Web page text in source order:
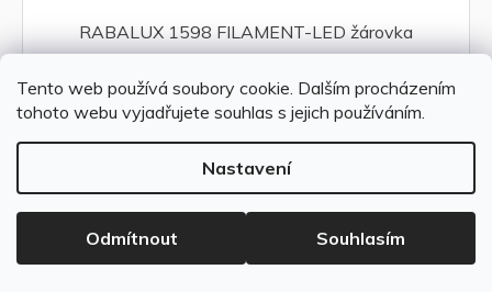
Tento web používá soubory cookie. Dalším procházením
tohoto webu vyjadřujete souhlas s jejich používáním.
Nastavení
Odmítnout Souhlasím
RABALUX 1598 FILAMENT-LED žárovka
104 Kč bez DPH
126 Kč Skladem